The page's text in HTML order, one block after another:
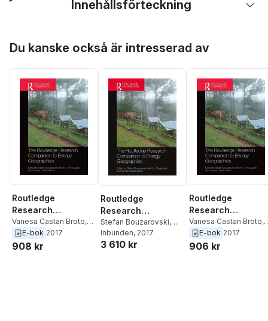
Innehållsförteckning
Du kanske också är intresserad av
Routledge
Research
Companion to
Energy
Geographies
Vanesa Castan Broto,
Martin J Pasqualetti
Stefan Bouzarovski
E-bok 2017
908 kr
Routledge
Research
Companion to
Energy
Geographies
Stefan Bouzarovski,
Martin J Pasqualetti
Vanesa Castán Broto
Inbunden, 2017
3 610 kr
Routledge
Research
Companion to
Energy
Geographies
Vanesa Castan Broto,
Martin J Pasqualetti
Stefan Bouzarovski
E-bok 2017
906 kr